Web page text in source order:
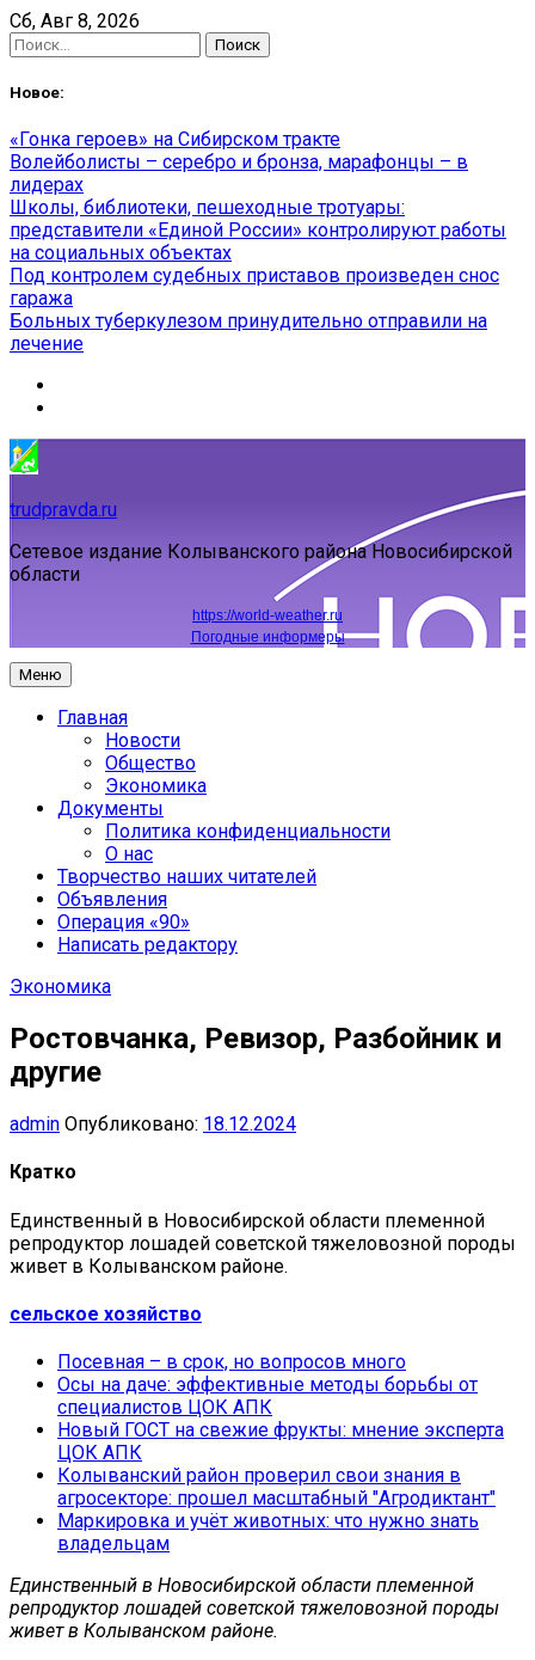
Skip
to
content
Сб, Авг 8, 2026
Найти:
Новое:
«Гонка героев» на Сибирском тракте
Волейболисты – серебро и бронза, марафонцы – в
лидерах
Школы, библиотеки, пешеходные тротуары:
представители «Единой России» контролируют работы
на социальных объектах
Под контролем судебных приставов произведен снос
гаража
Больных туберкулезом принудительно отправили на
лечение
trudpravda.ru
Сетевое издание Колыванского района Новосибирской
области
https://world-weather.ru
Погодные информеры
Меню
Главная
Новости
Общество
Экономика
Документы
Политика конфиденциальности
О нас
Творчество наших читателей
Объявления
Операция «90»
Написать редактору
Экономика
Ростовчанка, Ревизор, Разбойник и
другие
admin Опубликовано: 18.12.2024
Кратко
Единственный в Новосибирской области племенной
репродуктор лошадей советской тяжеловозной породы
живет в Колыванском районе.
сельское хозяйство
Посевная – в срок, но вопросов много
Осы на даче: эффективные методы борьбы от
специалистов ЦОК АПК
Новый ГОСТ на свежие фрукты: мнение эксперта
ЦОК АПК
Колыванский район проверил свои знания в
агросекторе: прошел масштабный "Агродиктант"
Маркировка и учёт животных: что нужно знать
владельцам
Единственный в Новосибирской области племенной
репродуктор лошадей советской тяжеловозной породы
живет в Колыванском районе.